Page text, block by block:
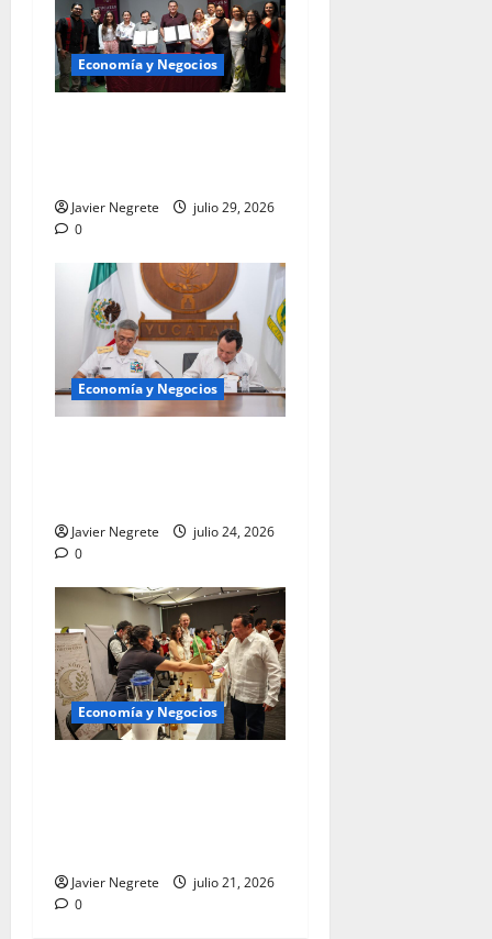
Economía y Negocios
Javier Negrete
julio 29, 2026
0
Economía y Negocios
Javier Negrete
julio 24, 2026
0
Economía y Negocios
Javier Negrete
julio 21, 2026
0